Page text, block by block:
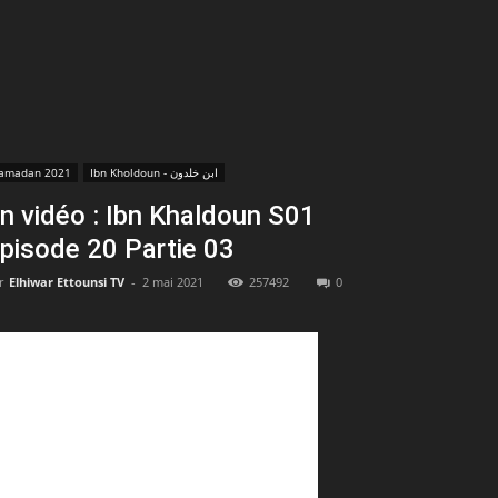
2021 Ibn Kholdoun - ابن خلدون
vidéo : Ibn Khaldoun S01
20 Partie 03
Elhiwar Ettounsi TV - 2 mai 2021 257492 0